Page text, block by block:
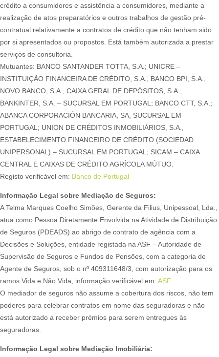
crédito a consumidores e assistência a consumidores, mediante a
realização de atos preparatórios e outros trabalhos de gestão pré-
contratual relativamente a contratos de crédito que não tenham sido
por si apresentados ou propostos. Está também autorizada a prestar
serviços de consultoria.
Mutuantes: BANCO SANTANDER TOTTA, S.A.; UNICRE –
INSTITUIÇÃO FINANCEIRA DE CRÉDITO, S.A.; BANCO BPI, S.A.;
NOVO BANCO, S.A.; CAIXA GERAL DE DEPÓSITOS, S.A.;
BANKINTER, S.A. – SUCURSAL EM PORTUGAL; BANCO CTT, S.A.;
ABANCA CORPORACIÓN BANCARIA, SA, SUCURSAL EM
PORTUGAL; UNION DE CRÉDITOS INMOBILIÁRIOS, S.A.,
ESTABELECIMENTO FINANCEIRO DE CRÉDITO (SOCIEDAD
UNIPERSONAL) – SUCURSAL EM PORTUGAL; SICAM – CAIXA
CENTRAL E CAIXAS DE CRÉDITO AGRÍCOLA MÚTUO.
Registo verificável em: Banco de Portugal
Informação Legal sobre Mediação de Seguros:
A Telma Marques Coelho Simões, Gerente da Filius, Unipessoal, Lda.,
atua como Pessoa Diretamente Envolvida na Atividade de Distribuição
de Seguros (PDEADS) ao abrigo de contrato de agência com a
Decisões e Soluções, entidade registada na ASF – Autoridade de
Supervisão de Seguros e Fundos de Pensões, com a categoria de
Agente de Seguros, sob o nº 409311648/3, com autorização para os
ramos Vida e Não Vida, informação verificável em: ASF.
O mediador de seguros não assume a cobertura dos riscos, não tem
poderes para celebrar contratos em nome das seguradoras e não
está autorizado a receber prémios para serem entregues às
seguradoras.
Informação Legal sobre Mediação Imobiliária: